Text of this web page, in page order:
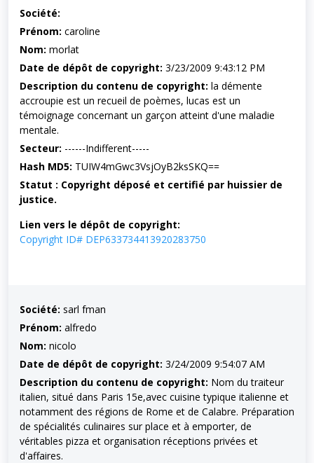
Société:
Prénom: caroline
Nom: morlat
Date de dépôt de copyright: 3/23/2009 9:43:12 PM
Description du contenu de copyright: la démente
accroupie est un recueil de poèmes, lucas est un
témoignage concernant un garçon atteint d'une maladie
mentale.
Secteur: ------Indifferent-----
Hash MD5: TUIW4mGwc3VsjOyB2ksSKQ==
Statut : Copyright déposé et certifié par huissier de
justice.
Lien vers le dépôt de copyright:
Copyright ID# DEP633734413920283750
Société: sarl fman
Prénom: alfredo
Nom: nicolo
Date de dépôt de copyright: 3/24/2009 9:54:07 AM
Description du contenu de copyright: Nom du traiteur
italien, situé dans Paris 15e,avec cuisine typique italienne et
notamment des régions de Rome et de Calabre. Préparation
de spécialités culinaires sur place et à emporter, de
véritables pizza et organisation réceptions privées et
d'affaires.